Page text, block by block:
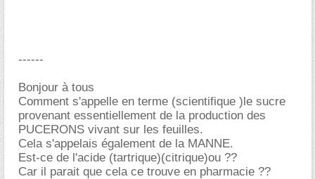
------
Bonjour à tous
Comment s'appelle en terme (scientifique )le sucre
provenant essentiellement de la production des
PUCERONS vivant sur les feuilles.
Cela s'appelais également de la MANNE.
Est-ce de l'acide (tartrique)(citrique)ou ??
Car il parait que cela ce trouve en pharmacie ??